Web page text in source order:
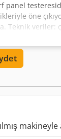
panel
öne
veriler:
dak. puanlama
ve dönüş
uzunluğun
yüksekliği 910 mm
makineyle